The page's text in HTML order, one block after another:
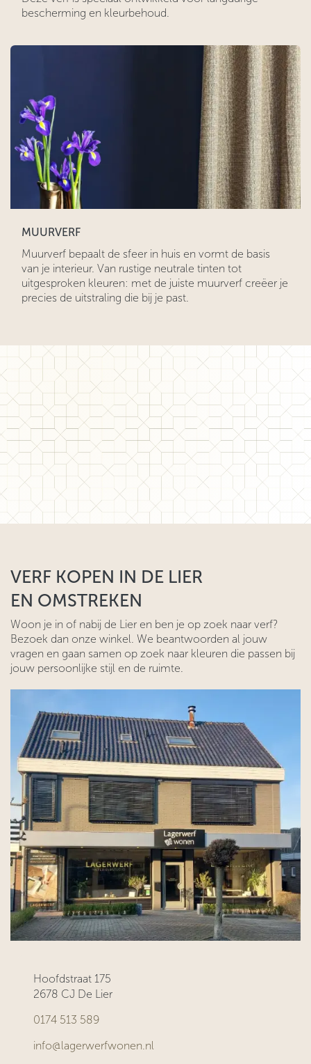
bescherming en kleurbehoud.
MUURVERF
Muurverf bepaalt de sfeer in huis en vormt de basis
van je interieur. Van rustige neutrale tinten tot
uitgesproken kleuren: met de juiste muurverf creëer je
precies de uitstraling die bij je past.
VERF KOPEN IN DE LIER
EN OMSTREKEN
Woon je in of nabij de Lier en ben je op zoek naar verf?
Bezoek dan onze winkel. We beantwoorden al jouw
vragen en gaan samen op zoek naar kleuren die passen bij
jouw persoonlijke stijl en de ruimte.
Hoofdstraat 175
2678 CJ De Lier
0174 513 589
info@lagerwerfwonen.nl